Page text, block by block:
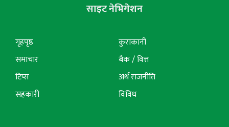
साइट नेभिगेशन
गृहपृष्ठ
समाचार
टिप्स
सहकारी
कुराकानी
बैंक / वित्त
अर्थ राजनीति
विविध